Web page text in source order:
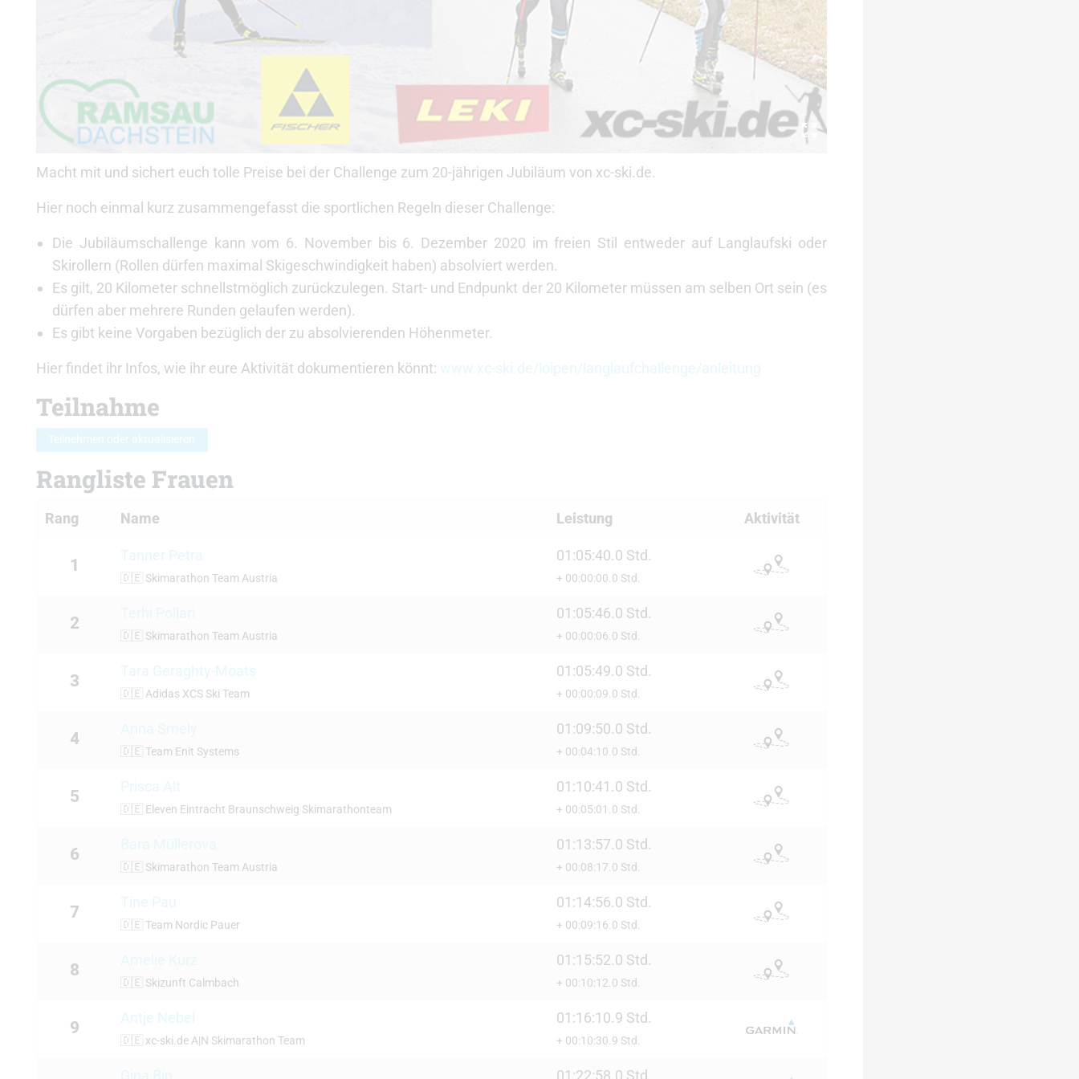
Macht mit und sichert euch tolle Preise bei der Challenge zum 20-jährigen Jubiläum von xc-ski.de.
Hier noch einmal kurz zusammengefasst die sportlichen Regeln dieser Challenge:
Die Jubiläumschallenge kann vom 6. November bis 6. Dezember 2020 im freien Stil entweder auf Langlaufski oder
Skirollern (Rollen dürfen maximal Skigeschwindigkeit haben) absolviert werden.
Es gilt, 20 Kilometer schnellstmöglich zurückzulegen. Start- und Endpunkt der 20 Kilometer müssen am selben Ort sein (es
dürfen aber mehrere Runden gelaufen werden).
Es gibt keine Vorgaben bezüglich der zu absolvierenden Höhenmeter.
Hier findet ihr Infos, wie ihr eure Aktivität dokumentieren könnt: www.xc-ski.de/loipen/langlaufchallenge/anleitung
Teilnahme
Teilnehmen oder aktualisieren
Rangliste Frauen
Rang Name Leistung Aktivität
1
Tanner Petra
🇩🇪 Skimarathon Team Austria
01:05:40.0 Std.
+ 00:00:00.0 Std.
2
🇩🇪 Skimarathon Team Austria
01:05:46.0 Std.
+ 00:00:06.0 Std.
3
Tara Geraghty-Moats
🇩🇪 Adidas XCS Ski Team
01:05:49.0 Std.
+ 00:00:09.0 Std.
4
🇩🇪 Team Enit Systems
01:09:50.0 Std.
+ 00:04:10.0 Std.
5
Prisca Alt
🇩🇪 Eleven Eintracht Braunschweig Skimarathonteam
01:10:41.0 Std.
+ 00:05:01.0 Std.
6
🇩🇪 Skimarathon Team Austria
01:13:57.0 Std.
+ 00:08:17.0 Std.
7
Tine Pau
🇩🇪 Team Nordic Pauer
01:14:56.0 Std.
+ 00:09:16.0 Std.
8
🇩🇪 Skizunft Calmbach
01:15:52.0 Std.
+ 00:10:12.0 Std.
9
Antje Nebel
🇩🇪 xc-ski.de A|N Skimarathon Team
01:16:10.9 Std.
+ 00:10:30.9 Std.